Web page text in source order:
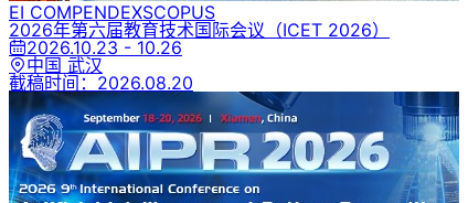
EI COMPENDEXSCOPUS
2026年第六届教育技术国际会议 （ICET 2026）
2026.10.23 - 10.26
中国 武汉
截稿时间： 2026.08.20